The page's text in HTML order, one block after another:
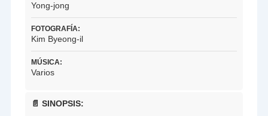
Yong-jong
FOTOGRAFÍA:
Kim Byeong-il
MÚSICA:
Varios
📄 SINOPSIS: